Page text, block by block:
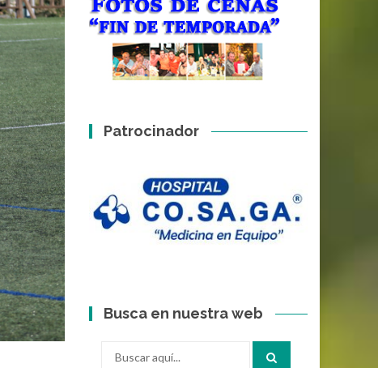
Patrocinador
Busca en nuestra web